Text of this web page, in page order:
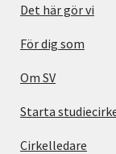
Det här gör vi
För dig som
Om SV
Starta
Cirkelledare